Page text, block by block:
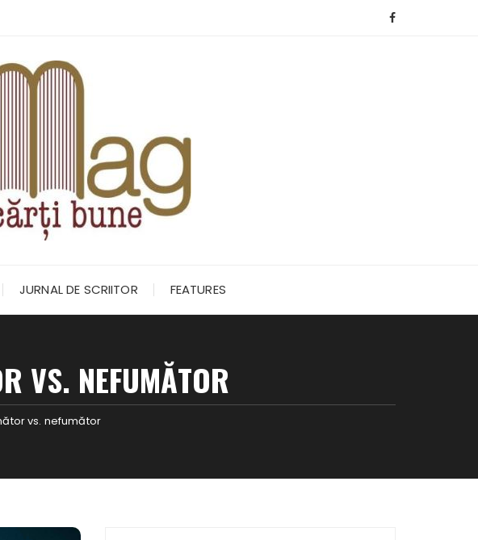
JURNAL DE SCRIITOR FEATURES
VS. NEFUMĂTOR
vs. nefumător